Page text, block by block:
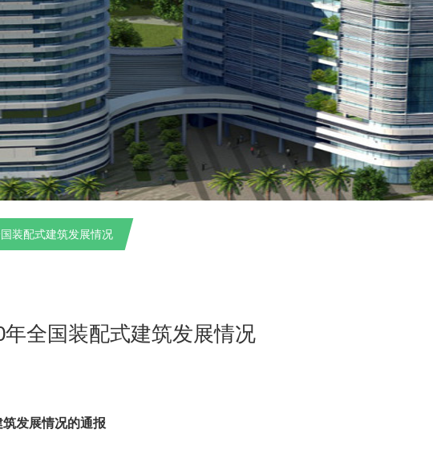
全国装配式建筑发展情况
发展情况的通报
装配式建筑发展情况